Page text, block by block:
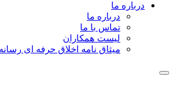
درباره ما
درباره ما
تماس با ما
لیست همکاران
میثاق نامه اخلاق حرفه ای